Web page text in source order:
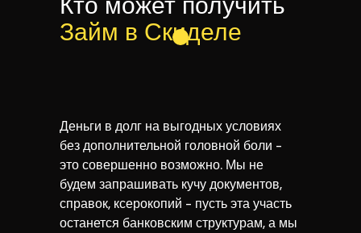
Займ в Скиделе
Деньги в долг на выгодных условиях
без дополнительной головной боли -
это совершенно возможно. Мы не
будем запрашивать кучу документов,
справок, ксерокопий - пусть эта участь
останется банковским структурам, а мы